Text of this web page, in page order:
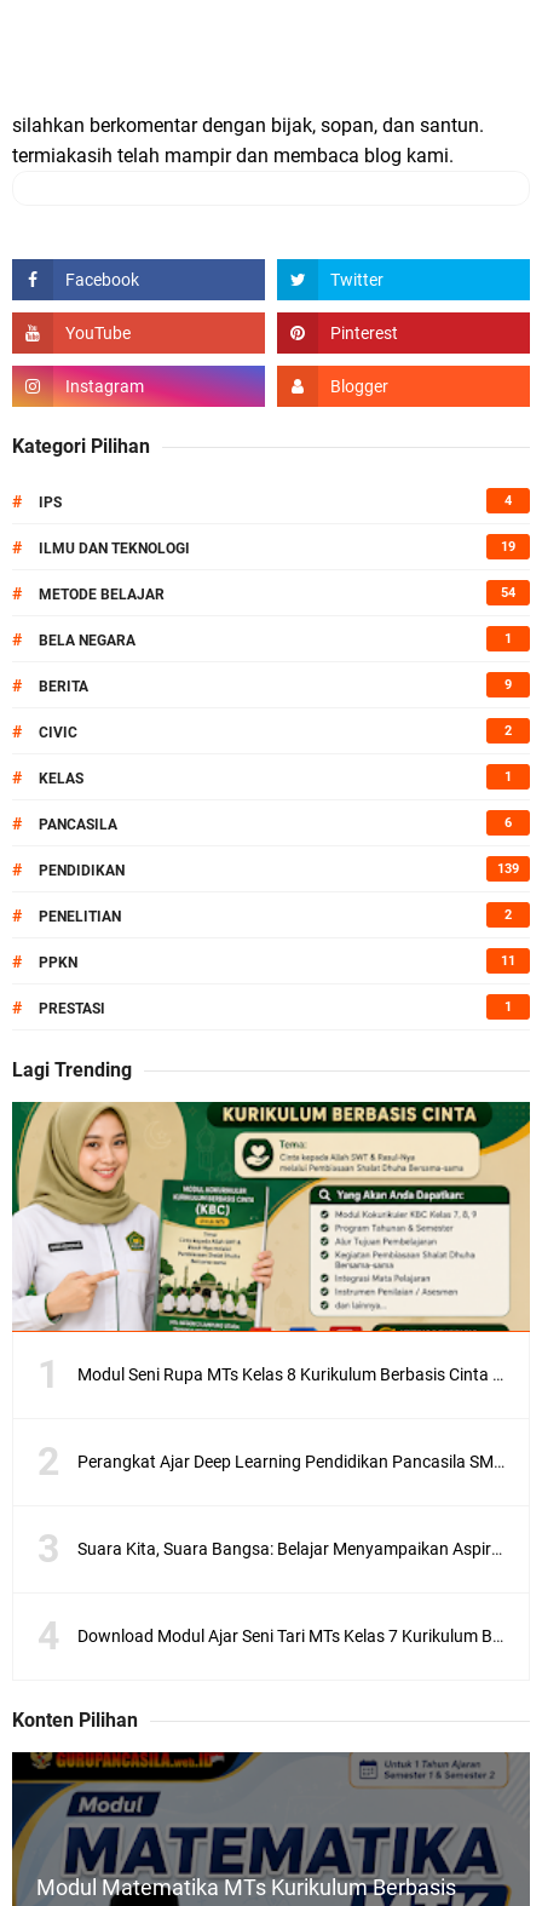
silahkan berkomentar dengan bijak, sopan, dan santun.
termiakasih telah mampir dan membaca blog kami.
Kategori Pilihan
# IPS 4
# ILMU DAN TEKNOLOGI 19
# METODE BELAJAR 54
# BELA NEGARA 1
# BERITA 9
# CIVIC 2
# KELAS 1
# PANCASILA 6
# PENDIDIKAN 139
# PENELITIAN 2
# PPKN 11
# PRESTASI 1
Lagi Trending
Modul Seni Rupa MTs Kelas 8 Kurikulum Berbasis Cinta (KBC) Terlengkap Semester 1 dan 2
Perangkat Ajar Deep Learning Pendidikan Pancasila SMA/MA Kelas X, XI, XII Lengkap
Suara Kita, Suara Bangsa: Belajar Menyampaikan Aspirasi dengan Bijak
Download Modul Ajar Seni Tari MTs Kelas 7 Kurikulum Berbasis Cinta (KBC) Lengkap Semester 1 & 2
Konten Pilihan
Modul Matematika MTs Kurikulum Berbasis